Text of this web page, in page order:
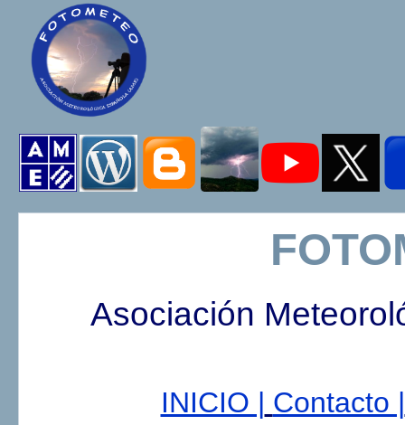
Asociación
INICIO | Contacto |